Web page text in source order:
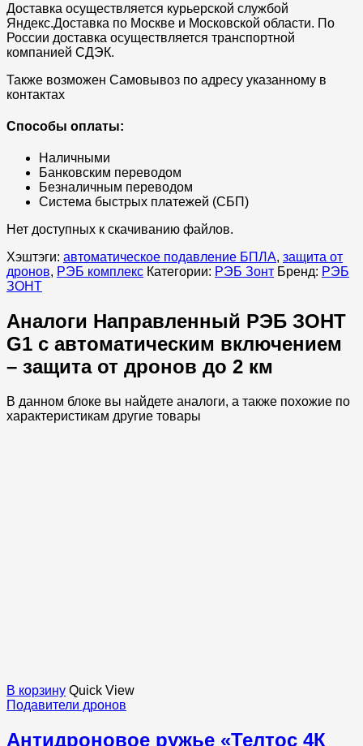
Доставка осуществляется курьерской службой
Яндекс.Доставка по Москве и Московской области. По
России доставка осуществляется транспортной
компанией СДЭК.
Также возможен Самовывоз по адресу указанному в
контактах
Способы оплаты:
Наличными
Банковским переводом
Безналичным переводом
Система быстрых платежей (СБП)
Нет доступных к скачиванию файлов.
Хэштэги: автоматическое подавление БПЛА, защита от
дронов, РЭБ комплекс Категории: РЭБ Зонт Бренд: РЭБ
ЗОНТ
Аналоги Направленный РЭБ ЗОНТ
G1 с автоматическим включением
– защита от дронов до 2 км
В данном блоке вы найдете аналоги, а также похожие по
характеристикам другие товары
В корзину Quick View
Подавители дронов
Антидроновое ружье «Телтос 4К